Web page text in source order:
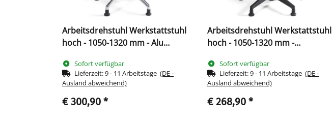
Arbeitsdrehstuhl Werkstattstuhl
hoch - 1050-1320 mm - Alu
Sofort verfügbar
Lieferzeit:9 - 11 Arbeitstage(DE -
Ausland abweichend)
€ 300,90 *
Arbeitsdrehstuhl Werkstattstuhl
hoch - 1050-1320 mm -
Sofort verfügbar
Lieferzeit:9 - 11 Arbeitstage(DE -
Ausland abweichend)
€ 268,90 *